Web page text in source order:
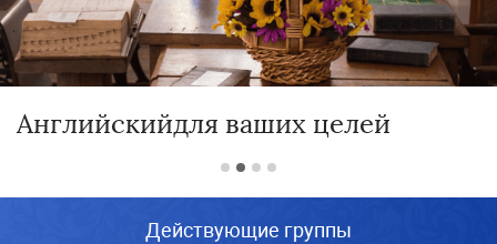
Английскийдля ваших целей
Действующие группы